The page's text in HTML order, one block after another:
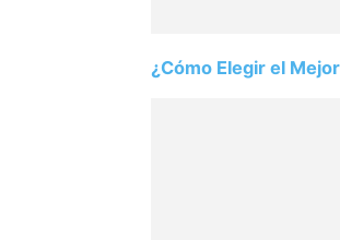
¿Cómo Elegir el